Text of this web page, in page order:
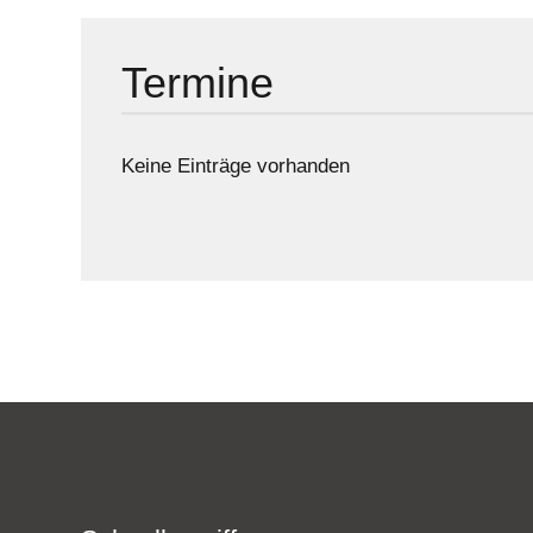
Termine
Keine Einträge vorhanden